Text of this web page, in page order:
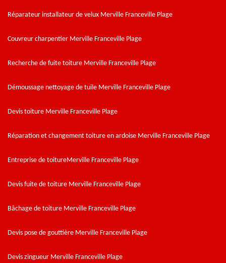
Réparateur installateur de velux Merville Franceville Plage
Couvreur charpentier Merville Franceville Plage
Recherche de fuite toiture Merville Franceville Plage
Démoussage nettoyage de tuile Merville Franceville Plage
Devis toiture Merville Franceville Plage
Réparation et changement toiture en ardoise Merville Franceville Plage
Entreprise de toitureMerville Franceville Plage
Devis fuite de toiture Merville Franceville Plage
Bâchage de toiture Merville Franceville Plage
Devis pose de gouttière Merville Franceville Plage
Devis zingueur Merville Franceville Plage